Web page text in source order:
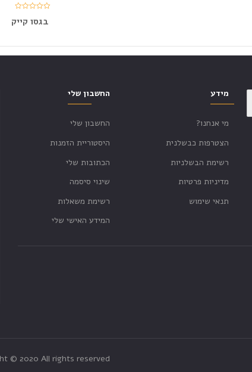
בגסו קייק
החשבון שלי
החשבון שלי
היסטוריית הזמנות
הכתובות שלי
שינוי סיסמה
רשימת משאלות
המידע האישי שלי
מידע
מי אנחנו?
הצטרפות כבשלנית
רשימת הבשלניות
מדיניות פרטיות
תנאי שימוש
© 2020 All rights reserved.